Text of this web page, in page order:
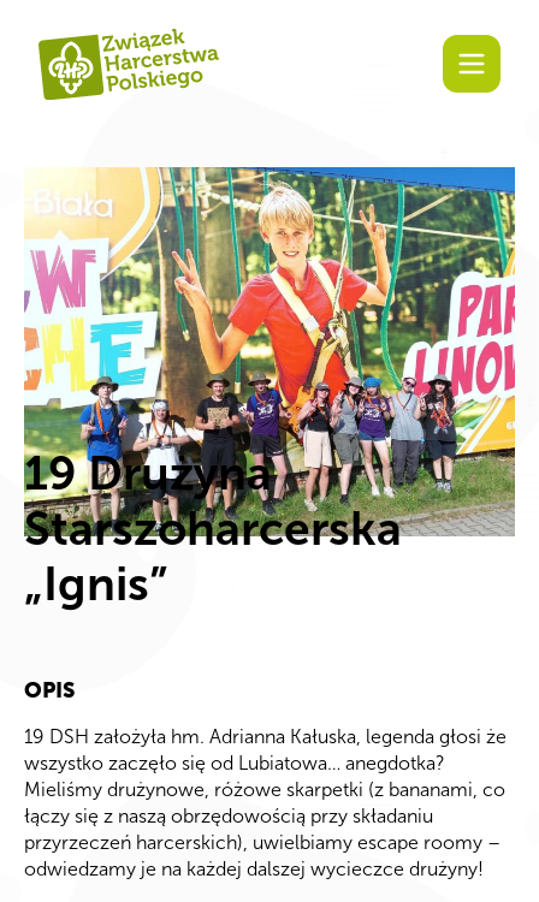
19 Drużyna
Starszoharcerska
„Ignis”
OPIS
19 DSH założyła hm. Adrianna Kałuska, legenda głosi że
wszystko zaczęło się od Lubiatowa… anegdotka?
Mieliśmy drużynowe, różowe skarpetki (z bananami, co
łączy się z naszą obrzędowością przy składaniu
przyrzeczeń harcerskich), uwielbiamy escape roomy –
odwiedzamy je na każdej dalszej wycieczce drużyny!